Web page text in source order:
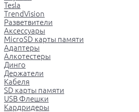
Tesla
TrendVision
Разветвители
Аксессуары
MicroSD карты памяти
Адаптеры
Алкотестеры
Динго
Держатели
Кабеля
SD карты памяти
USB Флешки
Кардридеры